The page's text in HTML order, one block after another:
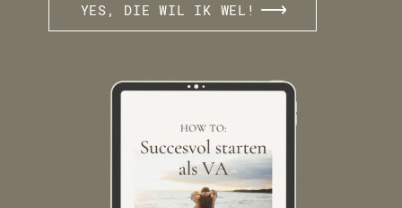
YES, DIE WIL IK WEL!